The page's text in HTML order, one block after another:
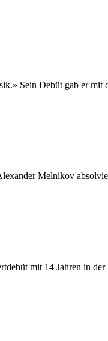
Sein Debüt gab er
Melnikov
mit 14 Jahren in